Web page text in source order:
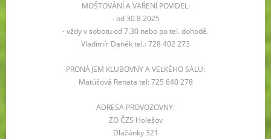
MOŠTOVÁNÍ A VAŘENÍ POVIDEL:
- od 30.8.2025
- vždy v sobotu od 7.30 nebo po tel. dohodě.
Vladimír Daněk tel.: 728 402 273
PRONÁJEM KLUBOVNY A VELKÉHO SÁLU:
Matúšová Renata tel: 725 640 278
ADRESA PROVOZOVNY:
ZO ČZS Holešov
Dlažánky 321